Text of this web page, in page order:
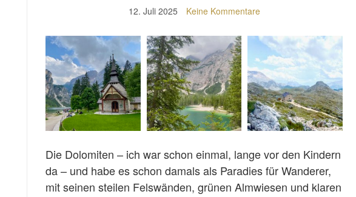
12. Juli 2025 Keine Kommentare
Die Dolomiten – ich war schon einmal, lange vor den Kindern
da – und habe es schon damals als Paradies für Wanderer,
mit seinen steilen Felswänden, grünen Almwiesen und klaren